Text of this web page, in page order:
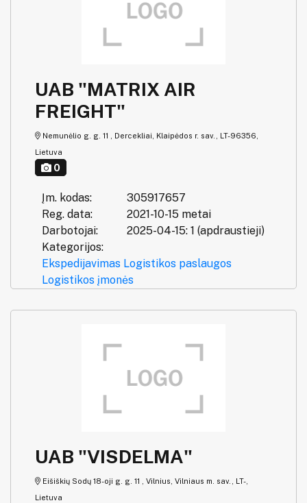
UAB "MATRIX AIR
FREIGHT"
Nemunėlio g. g. 11 , Dercekliai, Klaipėdos r. sav., LT-96356,
Lietuva
0
Įm. kodas:
305917657
Reg. data:
2021-10-15 metai
Darbotojai:
2025-04-15: 1 (apdraustieji)
Kategorijos:
Ekspedijavimas Logistikos paslaugos
Logistikos įmonės
UAB "VISDELMA"
Eišiškių Sodų 18-oji g. g. 11 , Vilnius, Vilniaus m. sav., LT-,
Lietuva